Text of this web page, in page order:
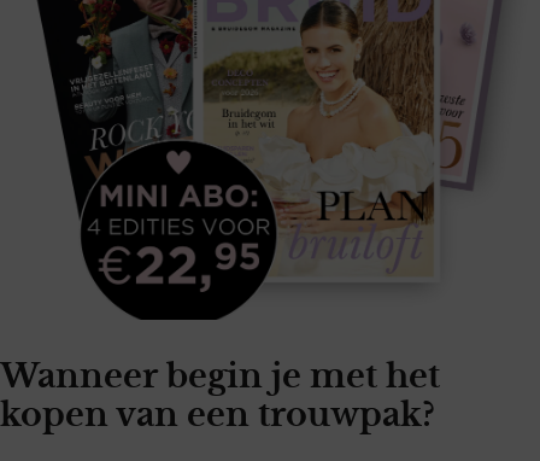
Wanneer begin je met het
kopen van een trouwpak?